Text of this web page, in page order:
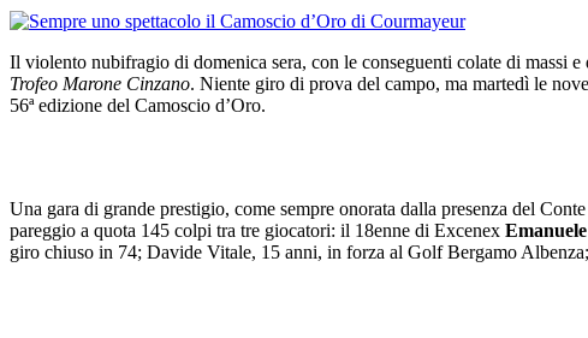
Il violento nubifragio di domenica sera, con le conseguenti colate di massi
Trofeo Marone Cinzano. Niente giro di prova del campo, ma martedì le
56ª edizione del Camoscio d’Oro.
Una gara di grande prestigio, come sempre onorata dalla presenza del
pareggio a quota 145 colpi tra tre giocatori: il 18enne di Excenex
giro chiuso in 74; Davide Vitale, 15 anni, in forza al Golf Bergamo